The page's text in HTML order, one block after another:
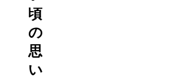
頃
の
思
い